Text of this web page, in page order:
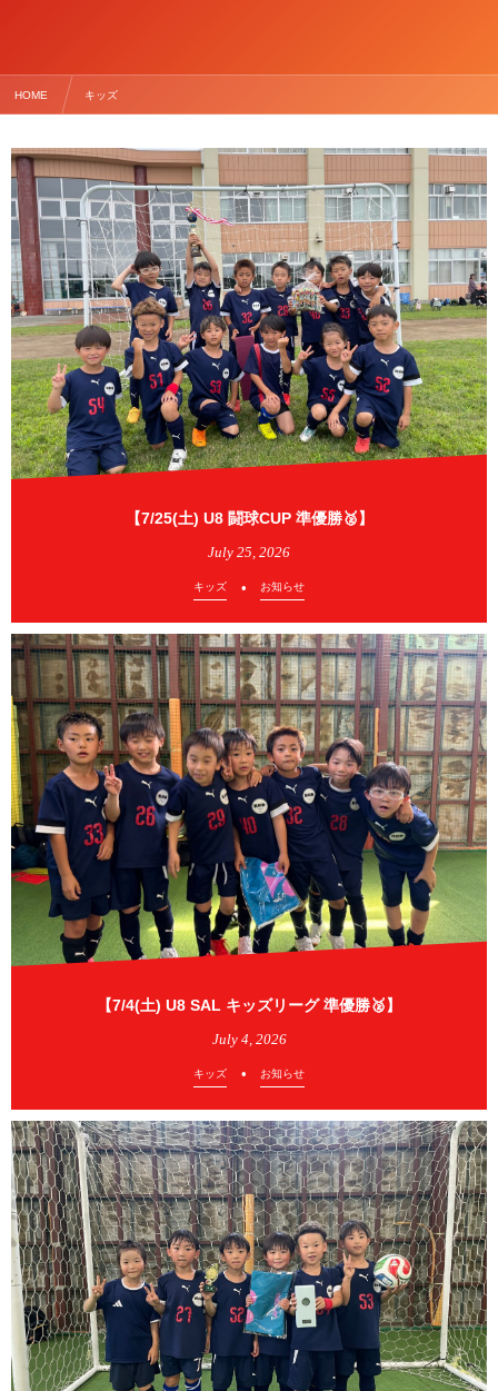
HOME キッズ
【7/25(土) U8 闘球CUP 準優勝🥈】
July 25, 2026
キッズ お知らせ
【7/4(土) U8 SAL キッズリーグ 準優勝🥈】
July 4, 2026
キッズ お知らせ